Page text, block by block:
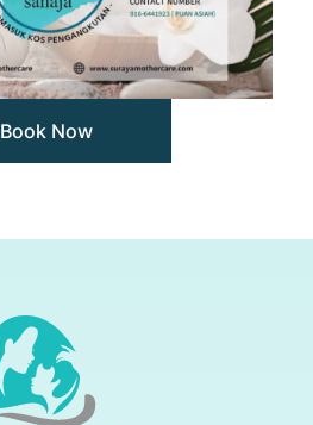
Book Now